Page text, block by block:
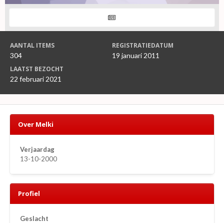
AANTAL ITEMS
304
REGISTRATIEDATUM
19 januari 2011
LAATST BEZOCHT
22 februari 2021
Over Melki
Verjaardag
13-10-2000
Profiel
Geslacht